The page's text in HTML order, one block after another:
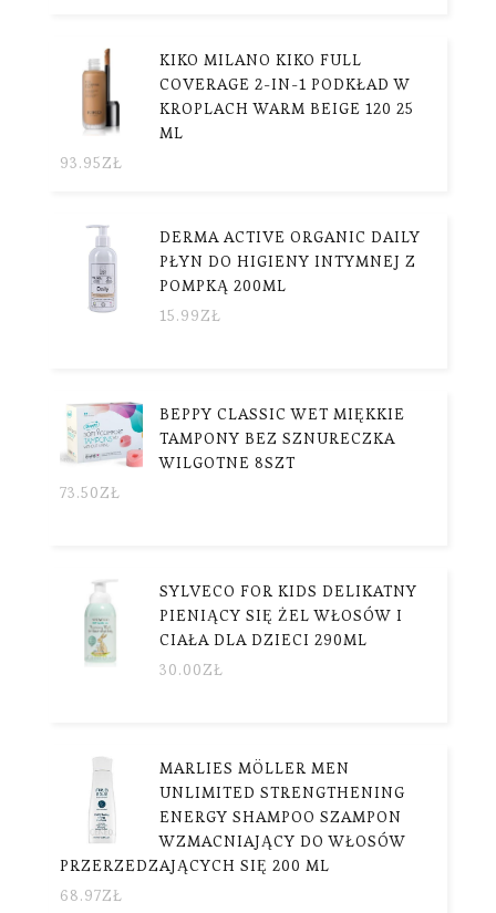
KIKO MILANO KIKO FULL
COVERAGE 2-IN-1 PODKŁAD W
KROPLACH WARM BEIGE 120 25
ML
93.95ZŁ
DERMA ACTIVE ORGANIC DAILY
PŁYN DO HIGIENY INTYMNEJ Z
POMPKĄ 200ML
15.99ZŁ
BEPPY CLASSIC WET MIĘKKIE
TAMPONY BEZ SZNURECZKA
WILGOTNE 8SZT
73.50ZŁ
SYLVECO FOR KIDS DELIKATNY
PIENIĄCY SIĘ ŻEL WŁOSÓW I
CIAŁA DLA DZIECI 290ML
30.00ZŁ
MARLIES MÖLLER MEN
UNLIMITED STRENGTHENING
ENERGY SHAMPOO SZAMPON
WZMACNIAJĄCY DO WŁOSÓW
PRZERZEDZAJĄCYCH SIĘ 200 ML
68.97ZŁ